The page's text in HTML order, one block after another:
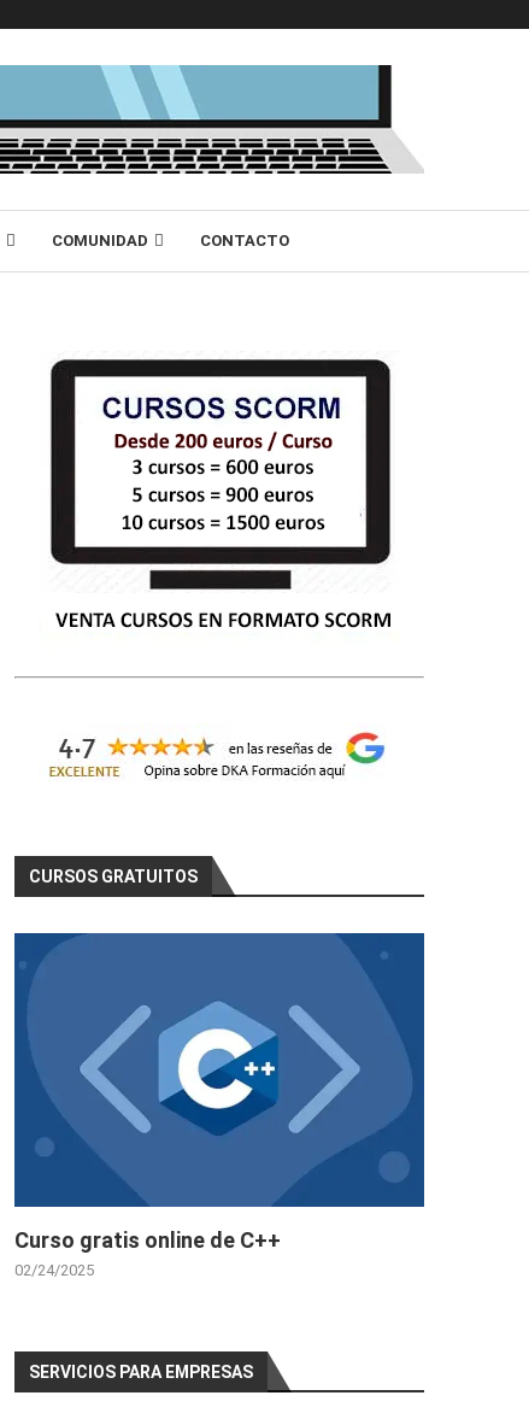
COMUNIDAD CONTACTO
CURSOS GRATUITOS
Curso gratis online de C++
02/24/2025
SERVICIOS PARA EMPRESAS